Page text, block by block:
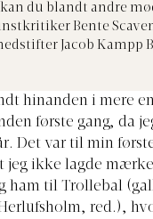
du blandt andre
Bente
Jacob Kampp
hinanden i mere
første gang, da
år. Det var til min
jeg ikke lagde
ham til Trollebal
red.),